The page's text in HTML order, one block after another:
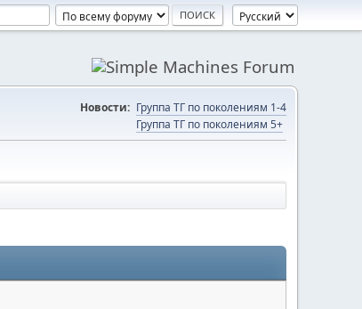
Новости: Группа ТГ по поколениям 1-4
Группа ТГ по поколениям 5+